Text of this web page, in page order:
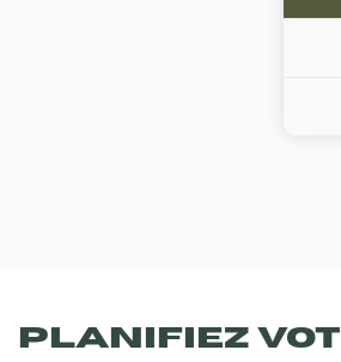
PlanIFIEZ